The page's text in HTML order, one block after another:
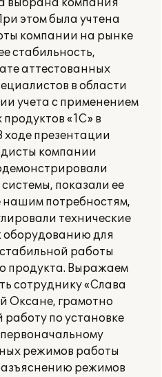
выбрана компания
этом была учтена
компании на рынке
стабильность,
аттестованных
в области
учета с применением
«1С» в
ходе презентации
компании
показали ее
нашим потребностям,
технические
оборудованию для
работы
продукта. Выражаем
сотруднику «Слава
Оксане, грамотно
по установке
режимов работы
режимов